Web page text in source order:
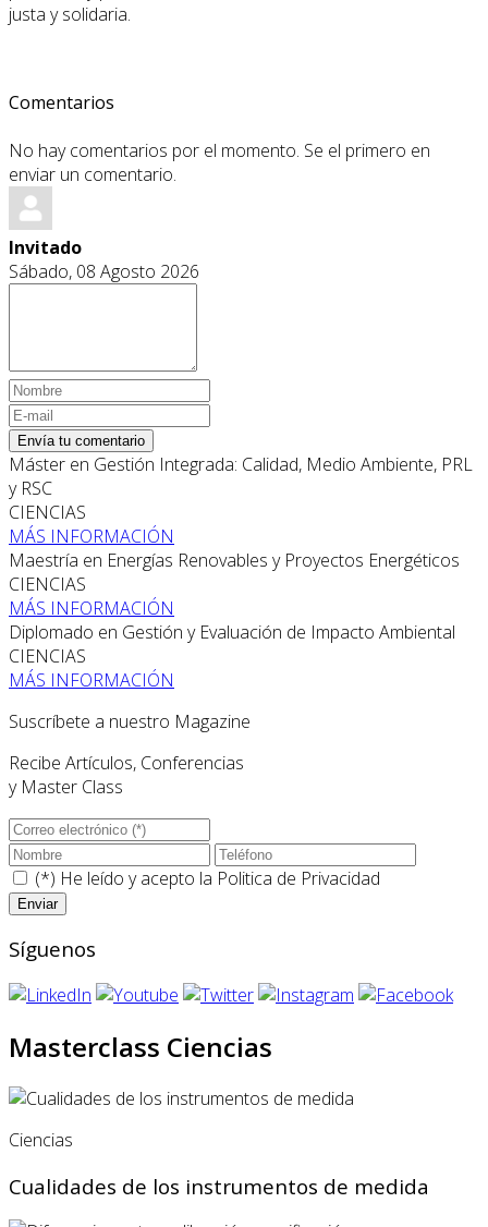
justa y solidaria.
Comentarios
No hay comentarios por el momento. Se el primero en
enviar un comentario.
Invitado
Sábado, 08 Agosto 2026
Envía tu comentario
Máster en Gestión Integrada: Calidad, Medio Ambiente, PRL
y RSC
CIENCIAS
MÁS INFORMACIÓN
Maestría en Energías Renovables y Proyectos Energéticos
CIENCIAS
MÁS INFORMACIÓN
Diplomado en Gestión y Evaluación de Impacto Ambiental
CIENCIAS
MÁS INFORMACIÓN
Suscríbete a nuestro Magazine
Recibe Artículos, Conferencias
y Master Class
(*) He leído y acepto la Politica de Privacidad
Síguenos
Masterclass Ciencias
Ciencias
Cualidades de los instrumentos de medida